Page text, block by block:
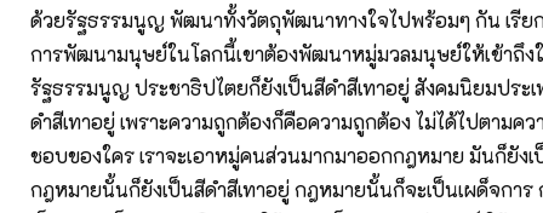
ด้วยรัฐธรรมนูญ พัฒนาทั้งวัตถุพัฒนาทางใจไปพร้อมๆ กัน เรีย
การพัฒนามนุษย์ในโลกนี้เขาต้องพัฒนาหมู่มวลมนุษย์ให้เข้าถึง
รัฐธรรมนูญ ประชาธิปไตยก็ยังเป็นสีดำสีเทาอยู่ สังคมนิยมประ
ดำสีเทาอยู่ เพราะความถูกต้องก็คือความถูกต้อง ไม่ได้ไปตามค
ชอบของใคร เราจะเอาหมู่คนส่วนมากมาออกกฎหมาย มันก็ยัง
กฎหมายนั้นก็ยังเป็นสีดำสีเทาอยู่ กฎหมายนั้นก็จะเป็นเผด็จกา